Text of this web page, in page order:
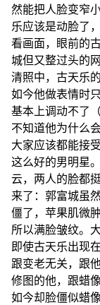
然能把人脸变窄
乐应该是动脸了
看画面，眼前的
城但又整过头的
清照中，古天乐
如今他做表情时
基本上调动不了
不知道他为什么
大家应该都能接
这么好的男明星
云，两人的脸都
来了：郭富城虽
僵了，苹果肌微
所以满脸皱纹。
即使古天乐出现
跟变老无关，跟
修图的他，跟蜡
如今却脸僵似蜡